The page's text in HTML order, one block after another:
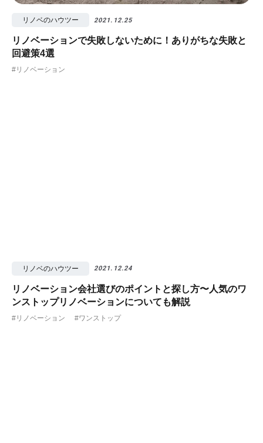
リノベのハウツー 2021.12.25
リノベーションで失敗しないために！ありがちな失敗と
回避策4選
#リノベーション
リノベのハウツー 2021.12.24
リノベーション会社選びのポイントと探し方〜人気のワ
ンストップリノベーションについても解説
#リノベーション #ワンストップ